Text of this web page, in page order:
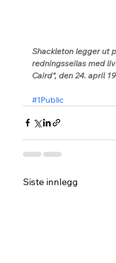
Shackleton legger ut
redningsseilas med
Caird", den 24. april
#1Public
Siste innlegg